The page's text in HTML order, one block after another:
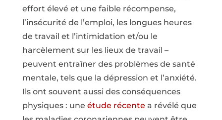
effort élevé et une faible récompense,
l’insécurité de l’emploi, les longues heures
de travail et l’intimidation et/ou le
harcèlement sur les lieux de travail –
peuvent entraîner des problèmes de santé
mentale, tels que la dépression et l’anxiété.
Ils ont souvent aussi des conséquences
physiques : une étude récente a révélé que